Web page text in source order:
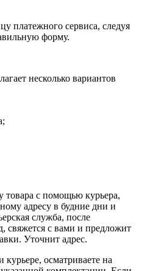
платежного сервиса, следуя
форму.
несколько вариантов
товара с помощью курьера,
адресу в будние дни и
служба, после
свяжется с вами и предложит
Уточнит адрес.
осматриваете на